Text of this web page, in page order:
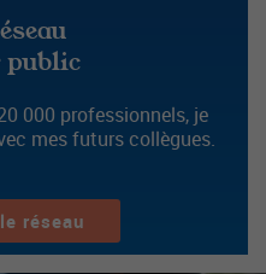
public
000 professionnels, je
mes futurs collègues.
réseau